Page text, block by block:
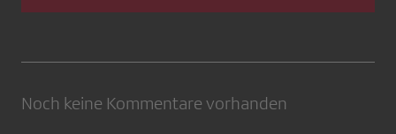
Noch keine Kommentare vorhanden